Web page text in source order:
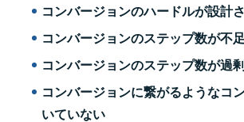
コンバージョンのハードルが設計
コンバージョンのステップ数が不
コンバージョンのステップ数が過
コンバージョンに繋がるようなコ
いていない